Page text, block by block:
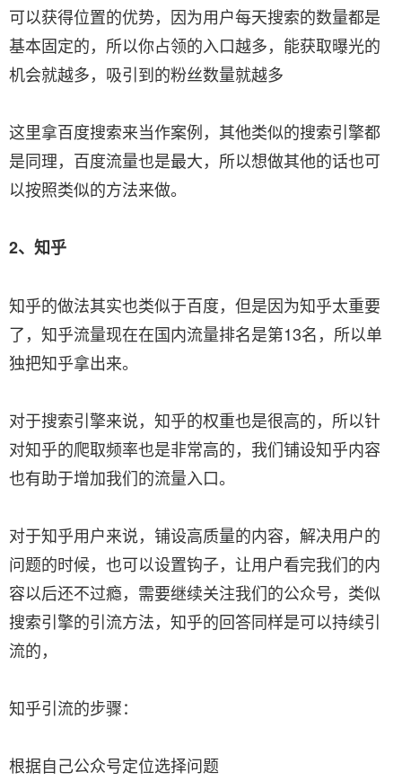
可以获得位置的优势，因为用户每天搜索的数量都是
基本固定的，所以你占领的入口越多，能获取曝光的
机会就越多，吸引到的粉丝数量就越多
这里拿百度搜索来当作案例，其他类似的搜索引擎都
是同理，百度流量也是最大，所以想做其他的话也可
以按照类似的方法来做。
2、知乎
知乎的做法其实也类似于百度，但是因为知乎太重要
了，知乎流量现在在国内流量排名是第13名，所以单
独把知乎拿出来。
对于搜索引擎来说，知乎的权重也是很高的，所以针
对知乎的爬取频率也是非常高的，我们铺设知乎内容
也有助于增加我们的流量入口。
对于知乎用户来说，铺设高质量的内容，解决用户的
问题的时候，也可以设置钩子，让用户看完我们的内
容以后还不过瘾，需要继续关注我们的公众号，类似
搜索引擎的引流方法，知乎的回答同样是可以持续引
流的，
知乎引流的步骤：
根据自己公众号定位选择问题